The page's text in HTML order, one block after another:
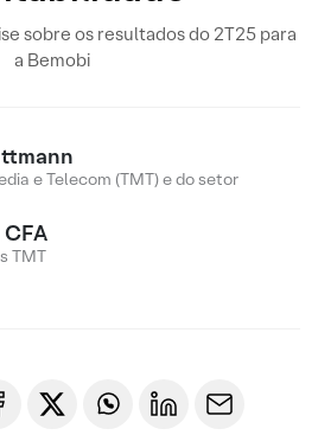
sobre os resultados do 2T25 para
a Bemobi
e Telecom (TMT) e do setor
TMT